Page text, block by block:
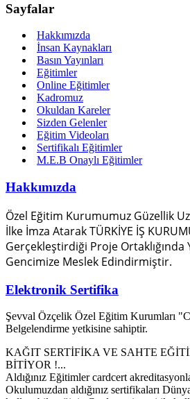
Sayfalar
Hakkımızda
İnsan Kaynakları
Basın Yayınları
Eğitimler
Online Eğitimler
Kadromuz
Okuldan Kareler
Sizden Gelenler
Eğitim Videoları
Sertifikalı Eğitimler
M.E.B Onaylı Eğitimler
Hakkımızda
Özel Eğitim Kurumumuz Güzellik
İlke İmza Atarak TÜRKİYE İŞ
Gerçekleştirdiği Proje Ortaklığında
Gencimize Meslek Edindirmiştir.
Elektronik Sertifika
Şevval Özçelik Özel Eğitim Kurumları
Belgelendirme yetkisine sahiptir.
KAĞIT SERTİFİKA VE SAHTE
BİTİYOR !...
Aldığınız Eğitimler cardcert
Okulumuzdan aldığınız sertifikaları